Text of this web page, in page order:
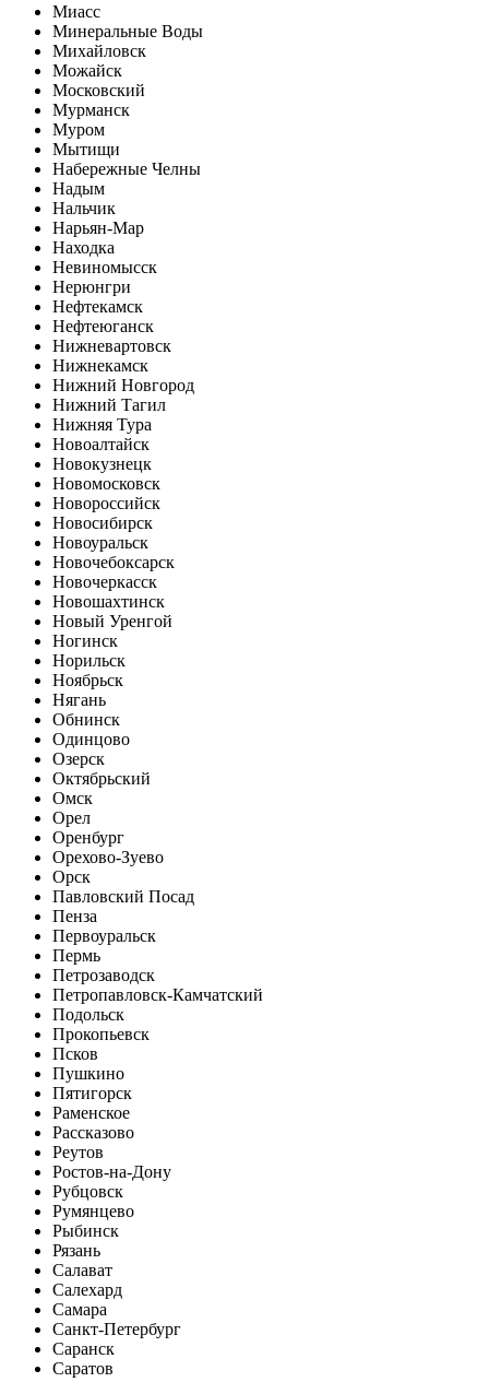
Миасс
Минеральные Воды
Михайловск
Можайск
Московский
Мурманск
Муром
Мытищи
Набережные Челны
Надым
Нальчик
Нарьян-Мар
Находка
Невиномысск
Нерюнгри
Нефтекамск
Нефтеюганск
Нижневартовск
Нижнекамск
Нижний Новгород
Нижний Тагил
Нижняя Тура
Новоалтайск
Новокузнецк
Новомосковск
Новороссийск
Новосибирск
Новоуральск
Новочебоксарск
Новочеркасск
Новошахтинск
Новый Уренгой
Ногинск
Норильск
Ноябрьск
Нягань
Обнинск
Одинцово
Озерск
Октябрьский
Омск
Орел
Оренбург
Орехово-Зуево
Орск
Павловский Посад
Пенза
Первоуральск
Пермь
Петрозаводск
Петропавловск-Камчатский
Подольск
Прокопьевск
Псков
Пушкино
Пятигорск
Раменское
Рассказово
Реутов
Ростов-на-Дону
Рубцовск
Румянцево
Рыбинск
Рязань
Салават
Салехард
Самара
Санкт-Петербург
Саранск
Саратов